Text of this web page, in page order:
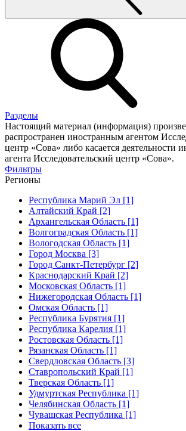
Разделы
Настоящий материал (информация)
распространен иностранным агентом
центр «Сова» либо касается деятельности
агента Исследовательский центр «Сова».
Фильтры
Регионы
Республика Марий Эл [1]
Алтайский Край [2]
Архангельская Область [1]
Волгоградская Область [1]
Вологодская Область [1]
Город Москва [3]
Город Санкт-Петербург [2]
Краснодарский Край [2]
Московская Область [1]
Нижегородская Область [1]
Омская Область [1]
Республика Бурятия [1]
Республика Карелия [1]
Ростовская Область [1]
Рязанская Область [1]
Свердловская Область [3]
Ставропольский Край [1]
Тверская Область [1]
Удмуртская Республика [1]
Челябинская Область [1]
Чувашская Республика [1]
Показать все